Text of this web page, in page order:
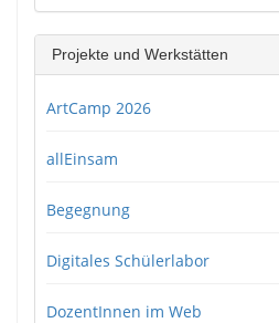
Projekte und Werkstätten
ArtCamp 2026
allEinsam
Begegnung
Digitales Schülerlabor
DozentInnen im Web